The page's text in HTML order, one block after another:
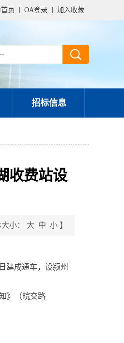
页 OA登录 加入收藏
招标信息
收费站设
小： 大 中 小 】
建成通车，设颍州
》（皖交路